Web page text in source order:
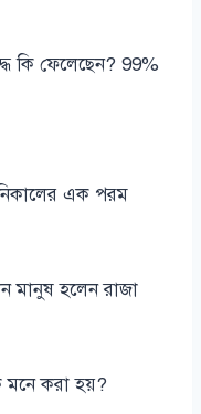
কি ফেলেছেন? 99%
এক পরম
মানুষ হলেন রাজা
মনে করা হয়?